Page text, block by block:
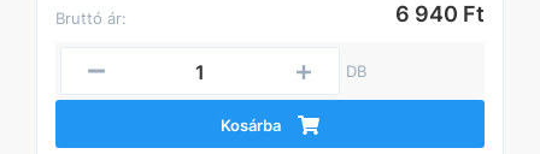
Bruttó ár: 6 940 Ft
DB
Kosárba